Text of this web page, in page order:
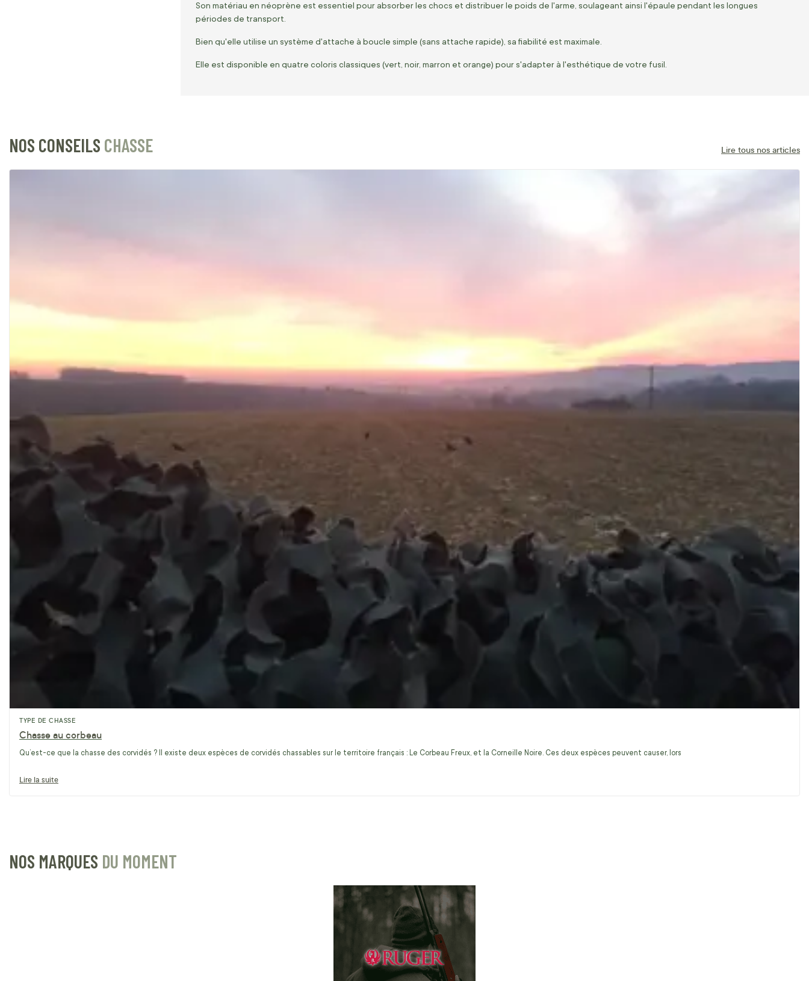
Son matériau en néoprène est essentiel pour absorber les chocs et distribuer le poids de l'arme, soulageant ainsi l'épaule pendant les longues
périodes de transport.
Bien qu'elle utilise un système d'attache à boucle simple (sans attache rapide), sa fiabilité est maximale.
Elle est disponible en quatre coloris classiques (vert, noir, marron et orange) pour s'adapter à l'esthétique de votre fusil.
NOS CONSEILS CHASSE Lire tous nos articles
TYPE DE CHASSE
Chasse au corbeau
Qu’est-ce que la chasse des corvidés ? Il existe deux espèces de corvidés chassables sur le territoire français : Le Corbeau Freux, et la Corneille Noire. Ces deux espèces peuvent causer, lors
Lire la suite
NOS MARQUES DU MOMENT